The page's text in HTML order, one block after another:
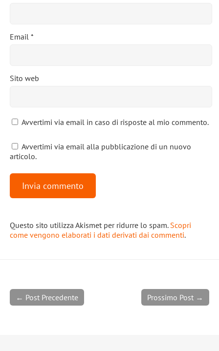
Email *
Sito web
Avvertimi via email in caso di risposte al mio commento.
Avvertimi via email alla pubblicazione di un nuovo
articolo.
Questo sito utilizza Akismet per ridurre lo spam. Scopri
come vengono elaborati i dati derivati dai commenti.
Prossimo Post →
← Post Precedente